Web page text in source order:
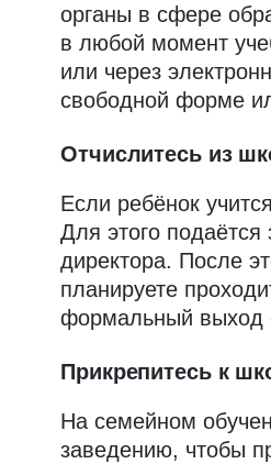
органы в сфере
в любой момент
или через
свободной форме
Отчислитесь из
Если ребёнок
Для этого
директора. После
планируете
формальный выход
Прикрепитесь к
На семейном
заведению, чтобы